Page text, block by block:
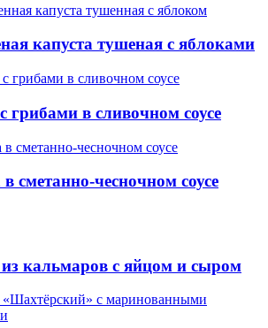
капуста тушеная с яблоками
грибами в сливочном соусе
сметанно-чесночном соусе
кальмаров с яйцом и сыром